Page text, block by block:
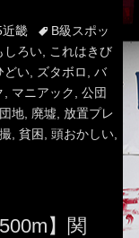
近畿 TagsB級スポッ
しろい,
これはきび
どい, ズタボロ
バ
マニアック
公団
団地, 廃墟 放置プレ
, 貧困 頭おかしい,
】関